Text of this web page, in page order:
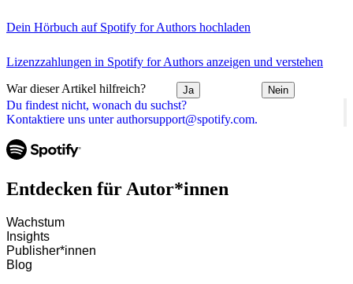
Du findest nicht, wonach du suchst?
Kontaktiere uns unter authorsupport@spotify.com.
Dein Hörbuch auf Spotify for Authors hochladen
Lizenzzahlungen in Spotify for Authors anzeigen und verstehen
War dieser Artikel hilfreich? Ja Nein
Entdecken für Autor*innen
Wachstum
Insights
Publisher*innen
Blog